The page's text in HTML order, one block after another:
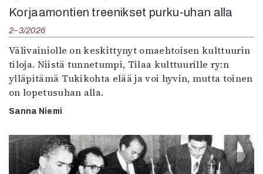
Korjaamontien treenikset purku-uhan alla
2–3/2026
Välivainiolle on keskittynyt omaehtoisen kulttuurin
tiloja. Niistä tunnetumpi, Tilaa kulttuurille ry:n
ylläpitämä Tukikohta elää ja voi hyvin, mutta toinen
on lopetusuhan alla.
Sanna Niemi